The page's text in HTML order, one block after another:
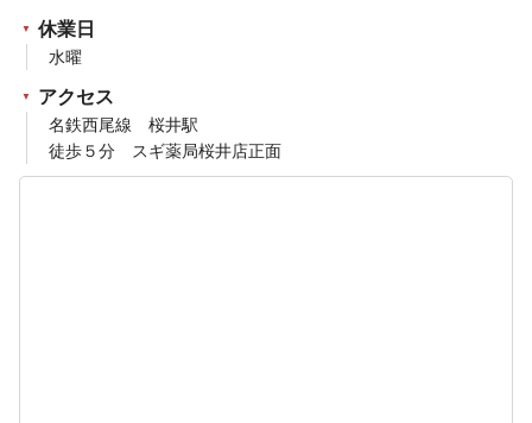
休業日
水曜
アクセス
名鉄西尾線 桜井駅
徒歩５分 スギ薬局桜井店正面